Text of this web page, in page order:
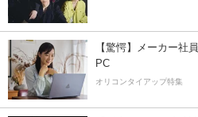
【驚愕】メーカー社
PC
オリコンタイアップ特集